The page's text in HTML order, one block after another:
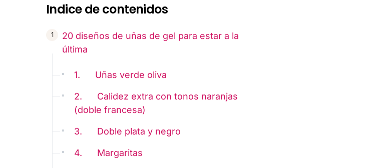
Indice de contenidos
20 diseños de uñas de gel para estar a la
última
1. Uñas verde oliva
2. Calidez extra con tonos naranjas
(doble francesa)
3. Doble plata y negro
4. Margaritas